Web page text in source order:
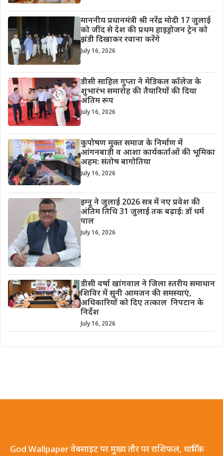
माननीय प्रधानमंत्री श्री नरेंद्र मोदी 17 जुलाई
को जींद से देश की प्रथम हाइड्रोजन ट्रेन को
झंडी दिखाकर रवाना करेंगे
July 16, 2026
डीसी साहिल गुप्ता ने मेडिकल कॉलेज के
शुभारंभ समारोह की तैयारियों की दिया
अंतिम रूप
July 16, 2026
कुपोषण मुक्त समाज के निर्माण में
आंगनबाड़ी व आशा कार्यकर्ताओं की भूमिका
अहम: संतोष बागोतिया
July 16, 2026
इग्नू ने जुलाई 2026 सत्र में नए प्रवेश की
अंतिम तिथि 31 जुलाई तक बढ़ाई: डॉ धर्म
पाल
July 16, 2026
डीसी वर्षा खांगवाल ने जिला स्तरीय समाधान
शिविर में सुनी आमजन की समस्याएं,
अधिकारियों को दिए तत्काल निपटान के
निर्देश
July 16, 2026
God Wallpaper वेबसाइट पर मुख्य तौर पर राशिफल, धार्मिक